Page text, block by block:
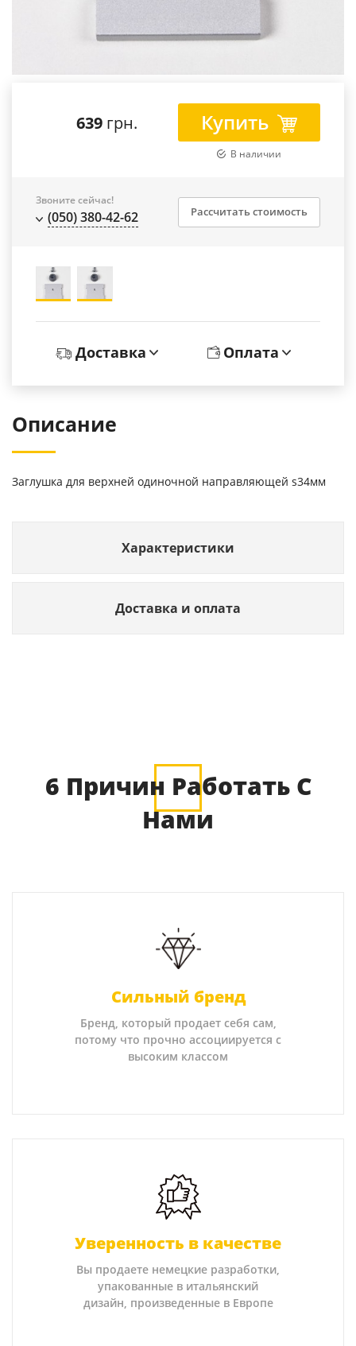
639 грн. Купить
В наличии
Звоните сейчас!
(050) 380-42-62 Рассчитать стоимость
Доставка Оплата
Описание
Заглушка для верхней одиночной направляющей s34мм
Характеристики
Доставка и оплата
6 Причин Работать С
Нами
Сильный бренд
Бренд, который продает себя сам,
потому что прочно ассоциируется с
высоким классом
Уверенность в качестве
Вы продаете немецкие разработки,
упакованные в итальянский
дизайн, произведенные в Европе